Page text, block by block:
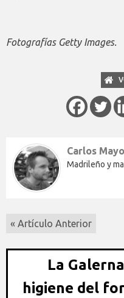
Fotografías Getty Images.
Carlos
Madrileño y
« Artículo Anterior
La
higiene del